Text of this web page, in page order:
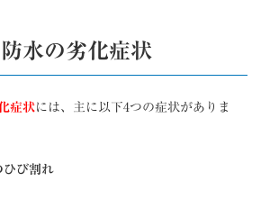
水の劣化症状
症状には、主に以下4つの症状がありま
ひび割れ